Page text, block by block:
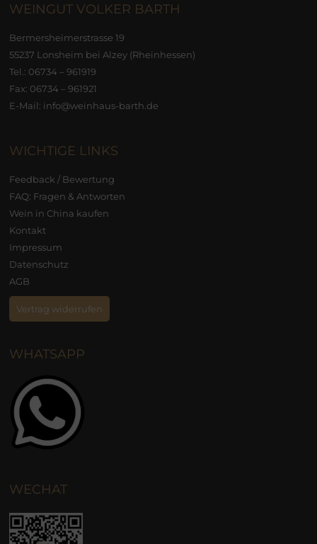
WEINGUT VOLKER BARTH
Bermersheimerstrasse 19
55237 Lonsheim bei Alzey (Rheinhessen)
Tel.: 06734 – 961919
Fax: 06734 – 961921
E-Mail: info@weinhaus-barth.de
WICHTIGE LINKS
Feedback / Bewertung
FAQ: Fragen & Antworten
Wein in China kaufen
Kontakt
Impressum
Datenschutz
AGB
Vertrag widerrufen
WHATSAPP
WECHAT